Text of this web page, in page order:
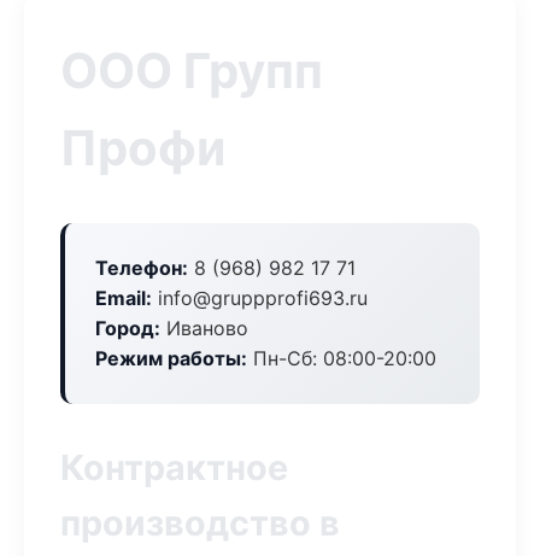
ООО Групп
Профи
Телефон: 8 (968) 982 17 71
Email: info@gruppprofi693.ru
Город: Иваново
Режим работы: Пн-Сб: 08:00-20:00
Контрактное
производство в